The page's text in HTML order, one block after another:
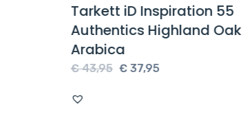
Tarkett iD Inspiration 55
Authentics Highland Oak
Arabica
€43,95 Oorspronkelijke
€37,95Huidige